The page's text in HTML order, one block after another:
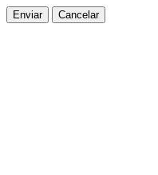
Enviar Cancelar